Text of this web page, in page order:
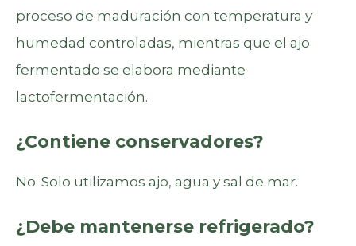
proceso de maduración con temperatura y
humedad controladas, mientras que el ajo
fermentado se elabora mediante
lactofermentación.
¿Contiene conservadores?
No. Solo utilizamos ajo, agua y sal de mar.
¿Debe mantenerse refrigerado?